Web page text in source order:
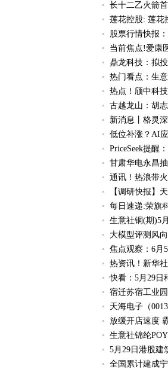
长十二乙火箭
莲花控股: 莲花
股票行情快报
当前焦点!爱康
鼎龙科技：拟
热门看点：生
热点！颀中科
古越龙山：胡
新消息丨格灵
低位补涨？AI
PriceSeek提醒
甘肃华电永昌
通讯！热浪带
【调研快报】
每日速递:荣旗
生意社铜(期)5
大模型评测风
焦点观察：6月
热资讯！新华
快看：5月29日
宿迁苏宿工业
天海电子（
放缓开店速度
生意社锦纶
5月29日港股建
全国累计建成